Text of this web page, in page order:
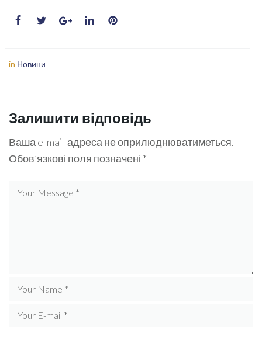
in Новини
Залишити відповідь
Ваша e-mail адреса не оприлюднюватиметься.
Обов’язкові поля позначені *